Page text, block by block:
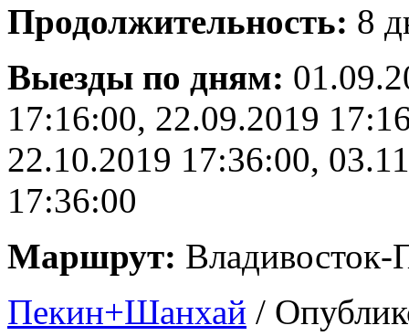
Продолжительность: 8
Выезды по дням:
17:16:00, 22.09.2019
22.10.2019 17:36:00,
17:36:00
Маршрут: Владивосток-
Пекин+Шанхай /